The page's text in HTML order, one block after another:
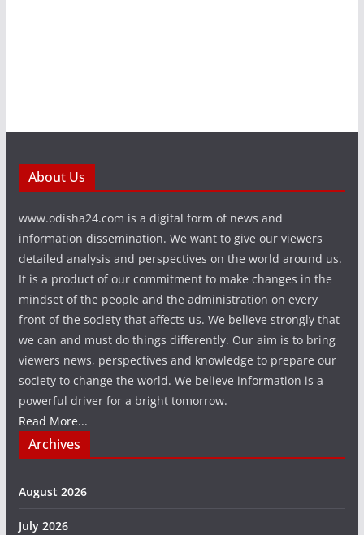
About Us
www.odisha24.com is a digital form of news and
information dissemination. We want to give our viewers
detailed analysis and perspectives on the world around us.
It is a product of our commitment to make changes in the
mindset of the people and the administration on every
front of the society that affects us. We believe strongly that
we can and must do things differently. Our aim is to bring
viewers news, perspectives and knowledge to prepare our
society to change the world. We believe information is a
powerful driver for a bright tomorrow.
Read More...
Archives
August 2026
July 2026